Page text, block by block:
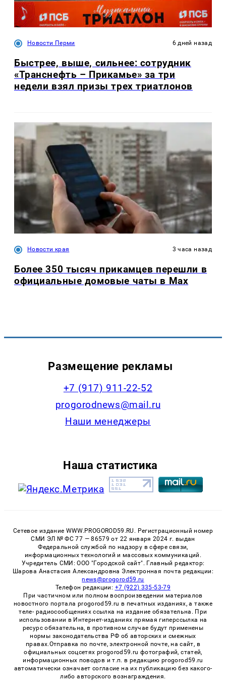
Новости Перми 6 дней назад
Быстрее, выше, сильнее: сотрудник
«Транснефть – Прикамье» за три
недели взял призы трех триатлонов
Новости края 3 часа назад
Более 350 тысяч прикамцев перешли в
официальные домовые чаты в Max
Размещение рекламы
+7 (917) 911-22-52
progorodnews@mail.ru
Наши менеджеры
Наша статистика
Сетевое издание WWW.PROGOROD59.RU. Регистрационный номер
СМИ ЭЛ № ФС 77 — 86579 от 22 января 2024 г. выдан
Федеральной службой по надзору в сфере связи,
информационных технологий и массовых коммуникаций.
Учредитель СМИ: ООО "Городской сайт". Главный редактор:
Шарова Анастасия Александровна Электронная почта редакции:
news@progorod59.ru
Телефон редакции: +7 (922) 335-53-79
При частичном или полном воспроизведении материалов
новостного портала progorod59.ru в печатных изданиях, а также
теле- радиосообщениях ссылка на издание обязательна. При
использовании в Интернет-изданиях прямая гиперссылка на
ресурс обязательна, в противном случае будут применены
нормы законодательства РФ об авторских и смежных
правах.Отправка по почте, электронной почте, на сайт, в
официальных соцсетях progorod59.ru фотографий, статей,
информационных поводов и т.п. в редакцию progorod59.ru
автоматически означает согласие на их публикацию без какого-
либо авторского вознаграждения.